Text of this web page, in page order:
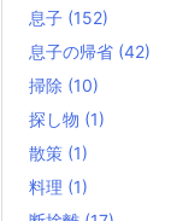
息子 (152)
息子の帰省 (42)
掃除 (10)
探し物 (1)
散策 (1)
料理 (1)